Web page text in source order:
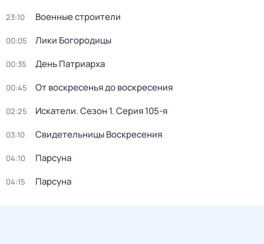
23:10 Военные строители
00:05 Лики Богoрoдицы
00:35 День Патриарха
00:45 От воскресенья до воскресения
02:25 Искатели. Сезон 1. Серия 105-я
03:10 Свидетельницы Воскресения
04:10 Парсуна
04:15 Парсуна